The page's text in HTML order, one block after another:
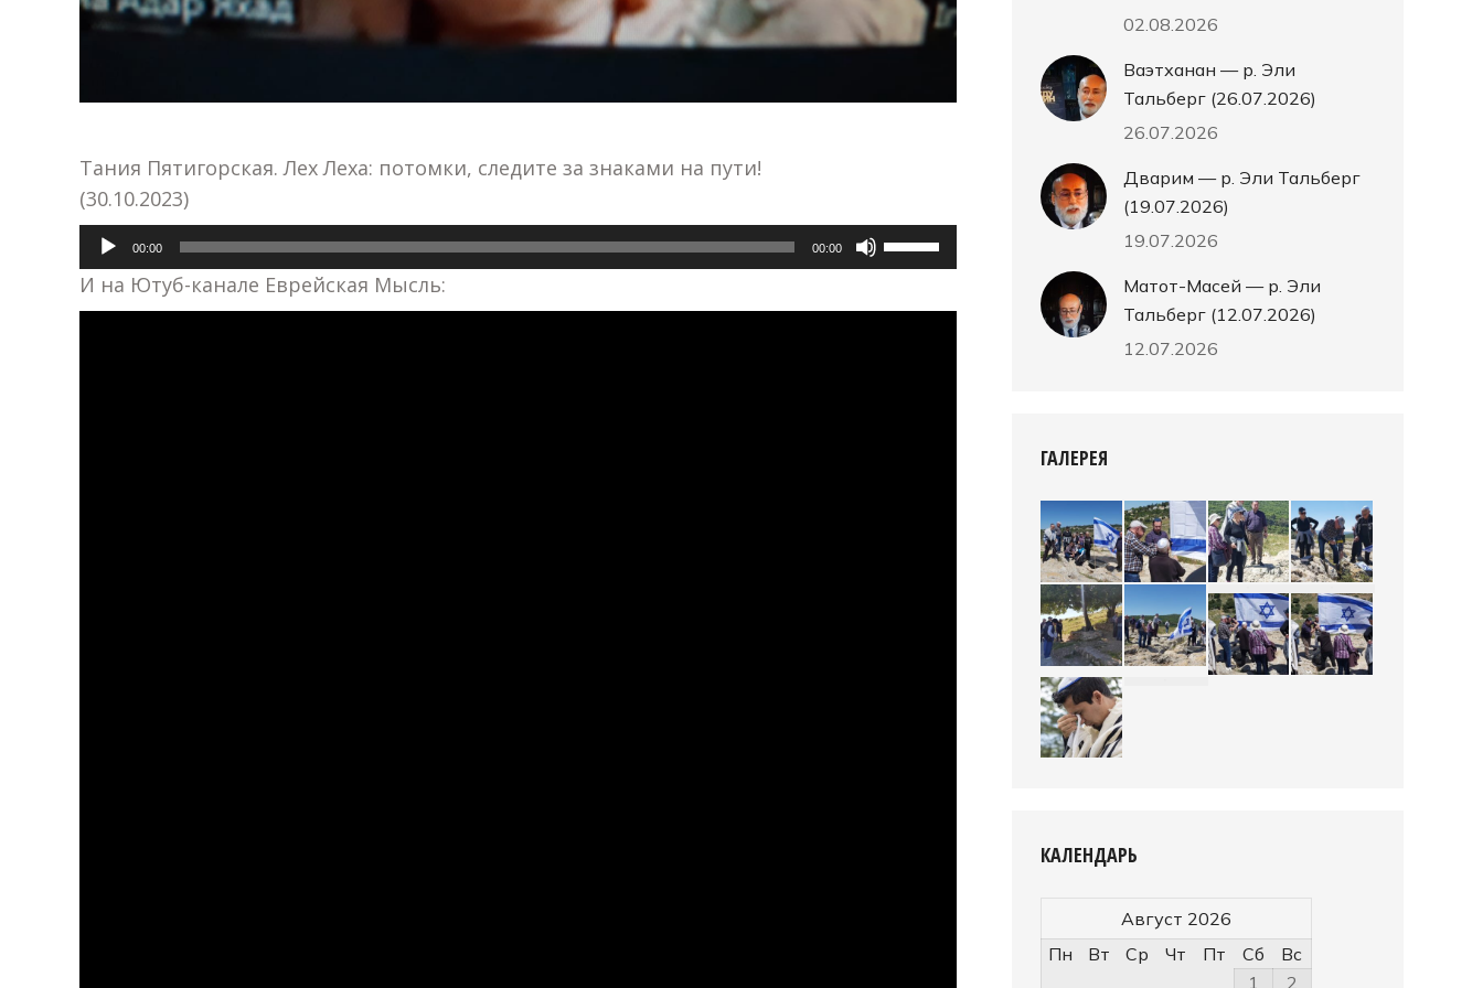
Тания Пятигорская. Лех Леха: потомки, следите за знаками на пути!
(30.10.2023)
Аудиоплеер
00:00 00:00
Используйте
клавиши
И на Ютуб-канале Еврейская Мысль:
02.08.2026
Ваэтханан — р. Эли
Тальберг (26.07.2026)
26.07.2026
Дварим — р. Эли Тальберг
(19.07.2026)
19.07.2026
Матот-Масей — р. Эли
Тальберг (12.07.2026)
12.07.2026
ГАЛЕРЕЯ
КАЛЕНДАРЬ
Август 2026
Пн
Вт Ср Чт Пт Сб
Вс
1
2